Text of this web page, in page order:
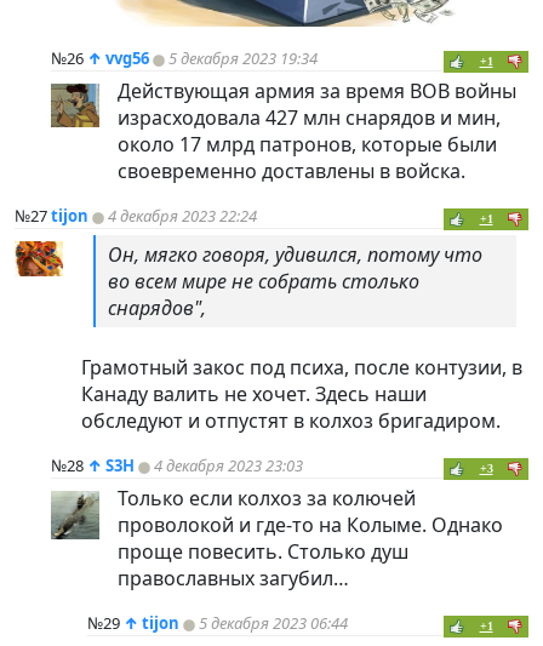
№26 ↑ vvg56 5 декабря 2023 19:34 +1
Действующая армия за время ВОВ войны
израсходовала 427 млн снарядов и мин,
около 17 млрд патронов, которые были
своевременно доставлены в войска.
№27tijon 4 декабря 2023 22:24 +1
Он, мягко говоря, удивился, потому что
во всем мире не собрать столько
снарядов",
Грамотный закос под психа, после контузии, в
Канаду валить не хочет. Здесь наши
обследуют и отпустят в колхоз бригадиром.
№28 ↑ S3H 4 декабря 2023 23:03 +3
Только если колхоз за колючей
проволокой и где-то на Колыме. Однако
проще повесить. Столько душ
православных загубил…
№29 ↑ tijon 5 декабря 2023 06:44 +1